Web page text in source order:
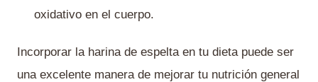
oxidativo en el cuerpo.
Incorporar la harina de espelta en tu dieta puede ser
una excelente manera de mejorar tu nutrición general